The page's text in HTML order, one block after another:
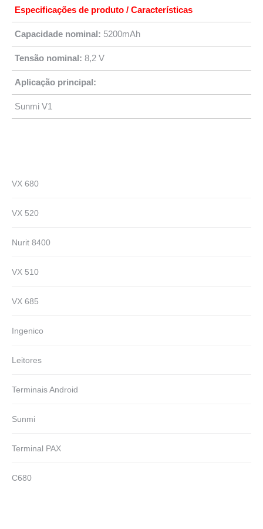
Especificações de produto / Características
Capacidade nominal: 5200mAh
Tensão nominal: 8,2 V
Aplicação principal:
Sunmi V1
VX 680
VX 520
Nurit 8400
VX 510
VX 685
Ingenico
Leitores
Terminais Android
Sunmi
Terminal PAX
C680